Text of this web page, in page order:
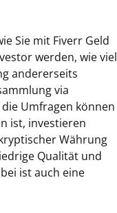
Sie mit Fiverr Geld
werden, wie viel
andererseits
via
Umfragen können
ist, investieren
Währung
Qualität und
ist auch eine